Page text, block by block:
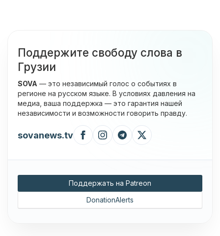
Поддержите свободу слова в
Грузии
SOVA — это независимый голос о событиях в
регионе на русском языке. В условиях давления на
медиа, ваша поддержка — это гарантия нашей
независимости и возможности говорить правду.
sovanews.tv
Поддержать на Patreon
DonationAlerts